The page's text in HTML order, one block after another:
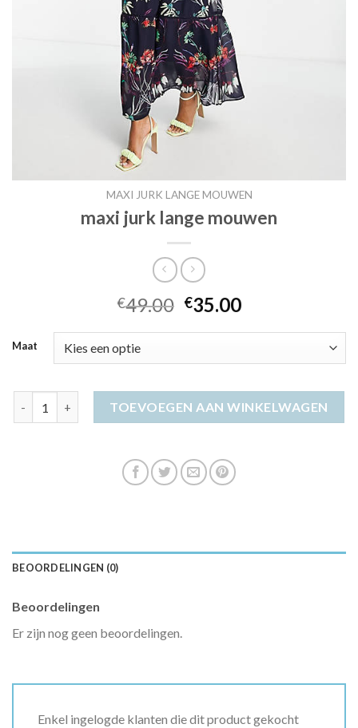
MAXI JURK LANGE MOUWEN
maxi jurk lange mouwen
€49.00 €35.00
Maat
TOEVOEGEN AAN WINKELWAGEN
BEOORDELINGEN (0)
Beoordelingen
Er zijn nog geen beoordelingen.
Enkel ingelogde klanten die dit product gekocht